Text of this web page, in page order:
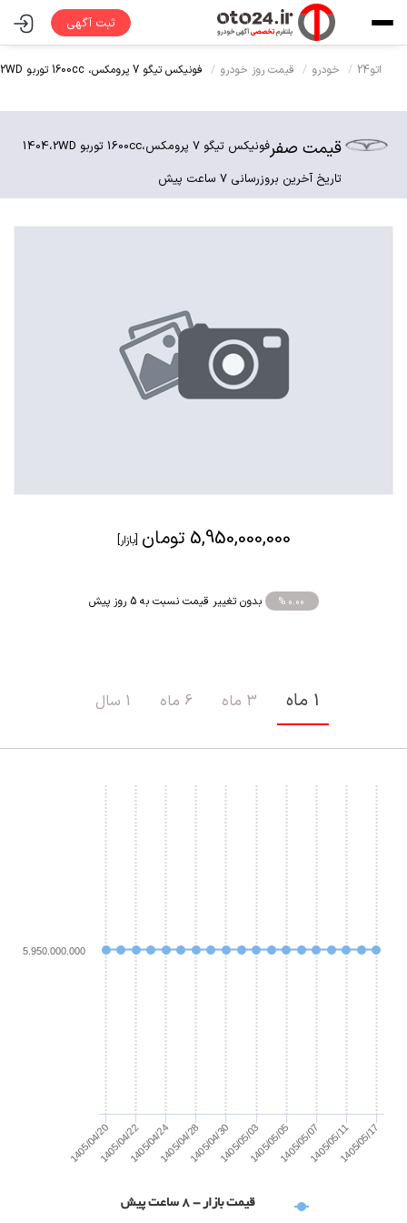
ثبت آگهی
اتو24 خودرو قیمت روز خودرو فونیکس تیگو 7 پرومکس، 1600cc توربو 2WD،
قیمت صفرفونیکس تیگو 7 پرومکس، 1600cc توربو 2WD،
1404
تاریخ آخرین بروزرسانی 7 ساعت پیش
5,950,000,000 تومان [بازار]
% 0.00 بدون تغییر قیمت نسبت به 5 روز پیش
1 ماه 3 ماه 6 ماه 1 سال
1405/04/201405/04/221405/04/241405/04/281405/04/301405/05/031405/05/051405/05/071405/05/111405/05/17
5.950.000.000
قیمت بازار - 8 ساعت پیش